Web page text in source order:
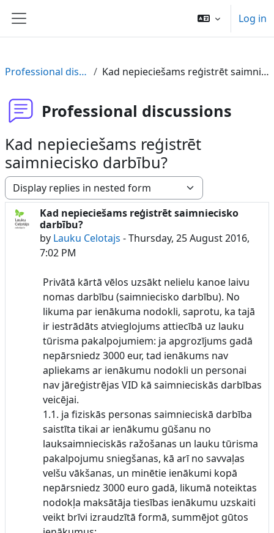
Side panel
Log in
Professional discussions Kad nepieciešams reģistrēt saimniecisko darbību?
Professional discussions
Kad nepieciešams reģistrēt
saimniecisko darbību?
Display mode
Kad nepieciešams reģistrēt saimniecisko
darbību?
by Lauku Celotajs -Thursday, 25 August 2016,
7:02 PM
Number of replies: 1
Privātā kārtā vēlos uzsākt nelielu kanoe laivu
nomas darbību (saimniecisko darbību). No
likuma par ienākuma nodokli, saprotu, ka tajā
ir iestrādāts atvieglojums attiecībā uz lauku
tūrisma pakalpojumiem: ja apgrozījums gadā
nepārsniedz 3000 eur, tad ienākums nav
apliekams ar ienākumu nodokli un personai
nav jāreģistrējas VID kā saimnieciskās darbības
veicējai.
1.1. ja fiziskās personas saimnieciskā darbība
saistīta tikai ar ienākumu gūšanu no
lauksaimnieciskās ražošanas un lauku tūrisma
pakalpojumu sniegšanas, kā arī no savvaļas
velšu vākšanas, un minētie ienākumi kopā
nepārsniedz 3000 euro gadā, likumā noteiktas
nodokļa maksātāja tiesības ienākumu uzskaiti
veikt brīvi izraudzītā formā, summējot gūtos